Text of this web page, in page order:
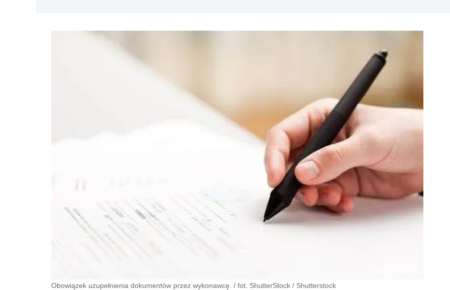
Obowiązek uzupełnienia dokumentów przez wykonawcę. / fot. ShutterStock / Shutterstock